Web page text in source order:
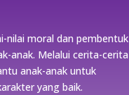
nilai moral dan pembentuk
anak. Melalui cerita-cerita
anak-anak untuk
yang baik.